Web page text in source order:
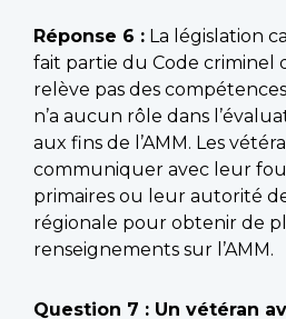
Réponse 6 : La législation
fait partie du Code criminel
relève pas des compétences
n’a aucun rôle dans
aux fins de l’AMM. Les
communiquer avec leur
primaires ou leur autorité
régionale pour obtenir de
renseignements sur l’AMM.
Question 7 : Un vétéran